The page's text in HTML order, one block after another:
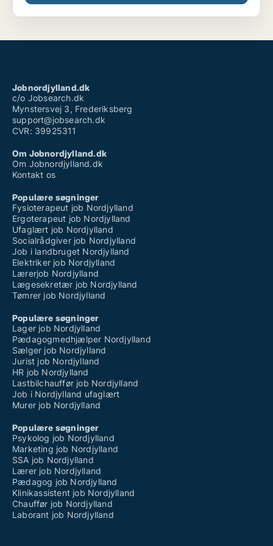
Jobnordjylland.dk
c/o Jobsearch.dk
Mynstersvej 3, Frederiksberg
support@jobsearch.dk
CVR: 39925311
Om Jobnordjylland.dk
Om Jobnordjylland.dk
Kontakt os
Populære søgninger
Fysioterapeut job Nordjylland
Ergoterapeut job Nordjylland
Ufaglært job Nordjylland
Socialrådgiver job Nordjylland
Job i landbruget Nordjylland
Elektriker job Nordjylland
Lærerjob Nordjylland
Lægesekretær job Nordjylland
Tømrer job Nordjylland
Populære søgninger
Lager job Nordjylland
Pædagogmedhjælper Nordjylland
Sælger job Nordjylland
Jurist job Nordjylland
HR job Nordjylland
Lastbilchauffør job Nordjylland
Job i Nordjylland ufaglært
Murer job Nordjylland
Populære søgninger
Psykolog job Nordjylland
Marketing job Nordjylland
SSA job Nordjylland
Lærer job Nordjylland
Pædagog job Nordjylland
Klinikassistent job Nordjylland
Chauffør job Nordjylland
Laborant job Nordjylland